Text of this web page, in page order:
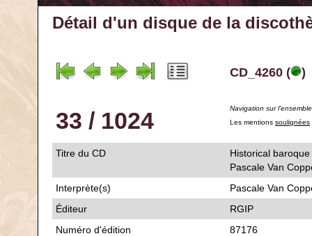
Détail d'un disque de la
CD_4260 ( )
33 / 1024
Navigation sur
Les mentions soulignées
Titre du CD
Historical
Pascale Van
Interprète(s)
Pascale Van
Éditeur
RGIP
Numéro d'édition
87176